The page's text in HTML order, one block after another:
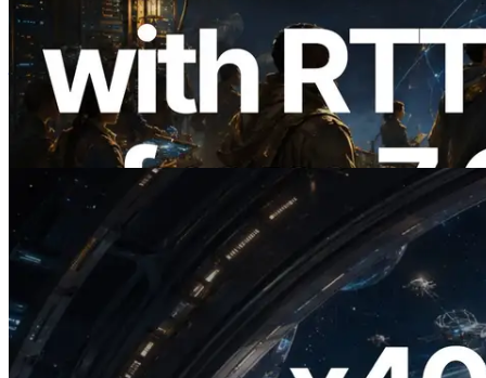
ERPC 扩展 Solana Leader Slot API：新
增全球 7 个区域的 Ping 测量，Validators
Information API 同步上线
阅读此文章